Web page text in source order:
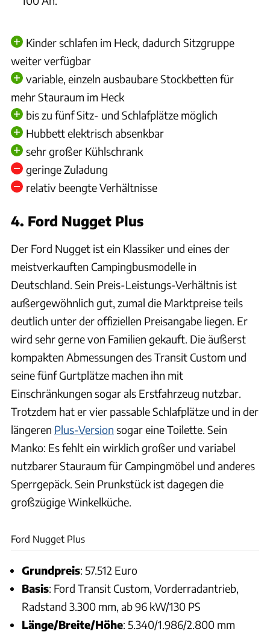
Kinder schlafen im Heck, dadurch Sitzgruppe
weiter verfügbar
variable, einzeln ausbaubare Stockbetten für
mehr Stauraum im Heck
bis zu fünf Sitz- und Schlafplätze möglich
Hubbett elektrisch absenkbar
sehr großer Kühlschrank
geringe Zuladung
relativ beengte Verhältnisse
4. Ford Nugget Plus
Der Ford Nugget ist ein Klassiker und eines der
meistverkauften Campingbusmodelle in
Deutschland. Sein Preis-Leistungs-Verhältnis ist
außergewöhnlich gut, zumal die Marktpreise teils
deutlich unter der offiziellen Preisangabe liegen. Er
wird sehr gerne von Familien gekauft. Die äußerst
kompakten Abmessungen des Transit Custom und
seine fünf Gurtplätze machen ihn mit
Einschränkungen sogar als Erstfahrzeug nutzbar.
Trotzdem hat er vier passable Schlafplätze und in der
längeren Plus-Version sogar eine Toilette. Sein
Manko: Es fehlt ein wirklich großer und variabel
nutzbarer Stauraum für Campingmöbel und anderes
Sperrgepäck. Sein Prunkstück ist dagegen die
großzügige Winkelküche.
Ford Nugget Plus
Grundpreis: 57.512 Euro
Basis: Ford Transit Custom, Vorderradantrieb,
Radstand 3.300 mm, ab 96 kW/130 PS
Länge/Breite/Höhe: 5.340/1.986/2.800 mm